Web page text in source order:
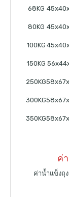
68KG
80KG
100KG
150KG
250KG
300KG
350KG
ค่
ค่าน้ำแข็งถุ